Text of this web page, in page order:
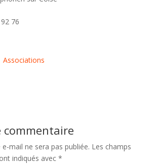
76
Associations
commentaire
mail ne sera pas publiée. Les champs
indiqués avec *